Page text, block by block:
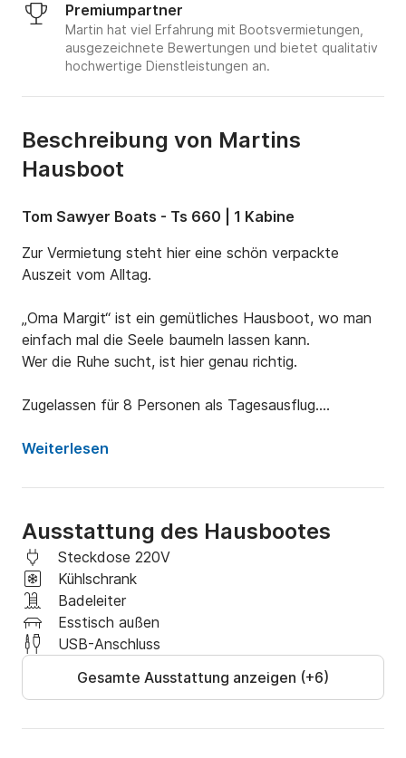
Premiumpartner
Martin hat viel Erfahrung mit Bootsvermietungen,
ausgezeichnete Bewertungen und bietet qualitativ
hochwertige Dienstleistungen an.
Beschreibung von Martins
Hausboot
Tom Sawyer Boats - Ts 660 | 1 Kabine
Zur Vermietung steht hier eine schön verpackte
Auszeit vom Alltag.
„Oma Margit“ ist ein gemütliches Hausboot, wo man
einfach mal die Seele baumeln lassen kann.
Wer die Ruhe sucht, ist hier genau richtig.
Zugelassen für 8 Personen als Tagesausflug.
(Liegefläche beachten).
Sonnendeck mit Treppe
Sitzmöglichkeiten/Schlafmöglichkeit
- 4 Sonnenstühle klappbar
- Tisch klappbar außen
- 2 Sitzbänke innen + Auflagen (werden zur 2,20x
Weiterlesen
Ausstattung des Hausbootes
Steckdose 220V
Kühlschrank
Badeleiter
Esstisch außen
USB-Anschluss
Gesamte Ausstattung anzeigen (+6)